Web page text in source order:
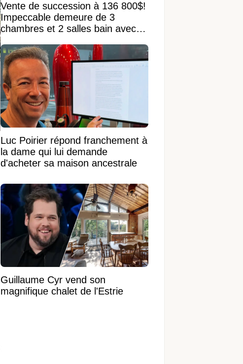
Vente de succession à 136 800$!
Impeccable demeure de 3
chambres et 2 salles bain avec
Luc Poirier répond franchement à
la dame qui lui demande
d'acheter sa maison ancestrale
Guillaume Cyr vend son
magnifique chalet de l'Estrie